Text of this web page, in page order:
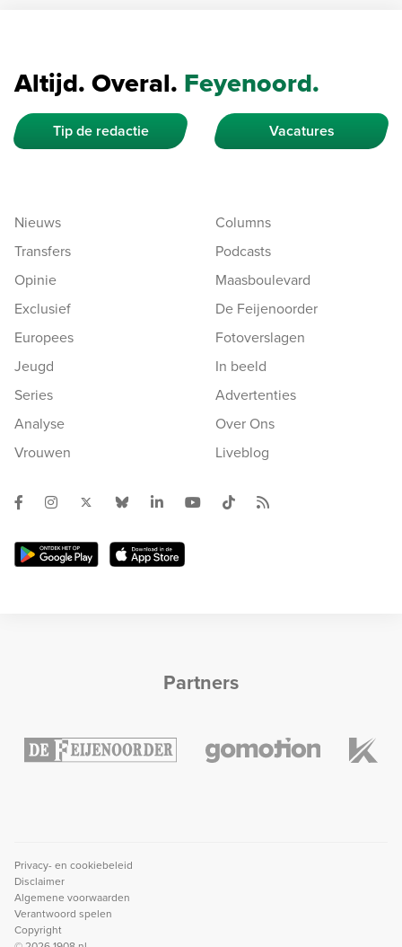
Altijd. Overal. Feyenoord.
Tip de redactie Vacatures
Nieuws
Transfers
Opinie
Exclusief
Europees
Jeugd
Series
Analyse
Vrouwen
Columns
Podcasts
Maasboulevard
De Feijenoorder
Fotoverslagen
In beeld
Advertenties
Over Ons
Liveblog
Partners
Privacy- en cookiebeleid
Disclaimer
Algemene voorwaarden
Verantwoord spelen
Copyright